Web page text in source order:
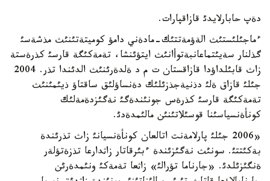
دةپ حابارلايدئ قازاقپارات.
ءماجئلئستئث الةؤمةتتئك-مادةني دامؤ كوميتةتئنئث مذشةسئ
گذلنار سةيئتماعانبةتوأانئث ايتؤئنشا، تةمةكئگة قارسئ كذرةستة
زاث قابئلداؤدا قازاقستان ت م د ةلدةرئنئث الدئندا تذر. 2004
جئلئ قازاق ةلئ دذنيةجذزئلئك دةنساؤلئق ساقتاؤ ذيئمئنئث
تةمةكئگة قارسئ كذرةس جونئندةگئ نةگئزدةمةلئك
كونأةنسياسئنا قوسئلاتئنئن مالئمدةدئ.
«2006 جئلئ پارلامةنت اتالعان كونأةنسيانئ زاث تذرئندة
بةكئتتئ. سونئث نةگئزئندة ءبئرقاتار زاثدارعا تذزةتؤلةر
ةنگئزئلدئ. «جارناما تؤرالئ» زاثعا تةمةكئ ونئمدةرئن